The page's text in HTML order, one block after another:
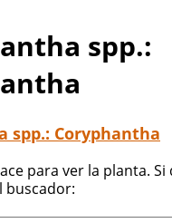
spp.:
spp.: Coryphantha
para ver la planta.
buscador: